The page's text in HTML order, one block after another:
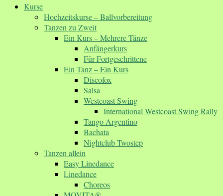
Kurse
Hochzeitskurse – Ballvorbereitung
Tanzen zu Zweit
Ein Kurs – Mehrere Tänze
Anfängerkurs
Für Fortgeschrittene
Ein Tanz – Ein Kurs
Discofox
Salsa
Westcoast Swing
International Westcoast Swing Rally
Tango Argentino
Bachata
Nightclub Twostep
Tanzen allein
Easy Linedance
Linedance
Choreos